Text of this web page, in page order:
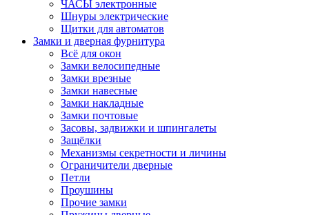
ЧАСЫ электронные
Шнуры электрические
Щитки для автоматов
Замки и дверная фурнитура
Всё для окон
Замки велосипедные
Замки врезные
Замки навесные
Замки накладные
Замки почтовые
Засовы, задвижки и шпингалеты
Защёлки
Механизмы секретности и личины
Ограничители дверные
Петли
Проушины
Прочие замки